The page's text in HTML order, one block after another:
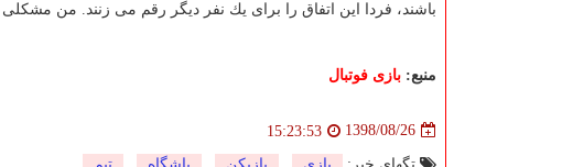
باشند، فردا این اتفاق را برای یك نفر دیگر رقم می زنند. من
منبع: بازی فوتبال
1398/08/26
15:23:53